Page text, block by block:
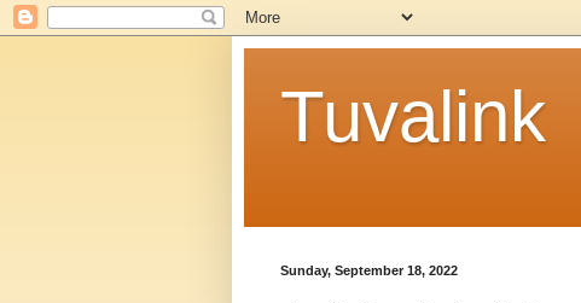
Tuvalink
Sunday, September 18, 2022